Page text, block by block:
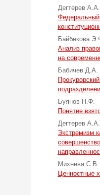
Дегтерев
Федеральный
Байбекова
Анализ
на
Бабичев Д.А.
Буянов Н.Ф.
Понятие
Дегтерев
Экстремизм
Михнева
Ценностные